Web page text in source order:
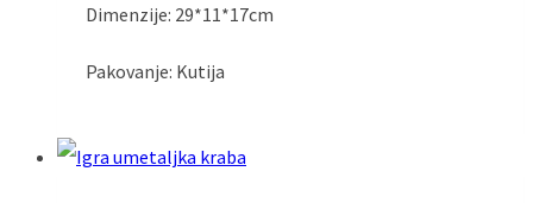
Dimenzije: 29*11*17cm
Pakovanje: Kutija